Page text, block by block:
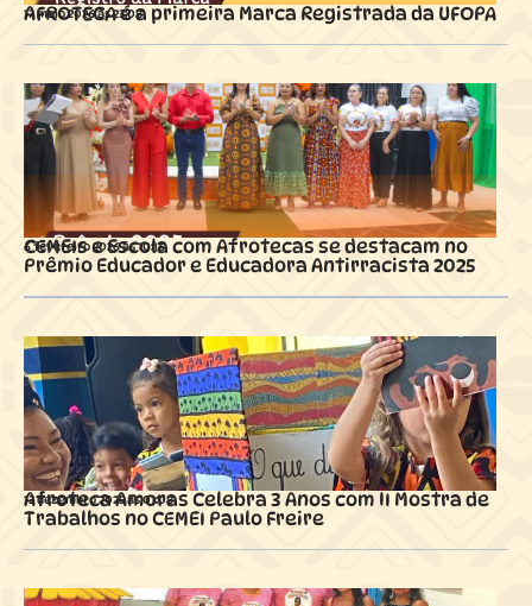
17 maio 2026 ás23:08
AFROTECA é a primeira Marca Registrada da UFOPA
6 fevereiro 2026 ás10:16
CEMEIs e Escola com Afrotecas se destacam no
Prêmio Educador e Educadora Antirracista 2025
13 dezembro 2025 ás01:08
Afroteca Amoras Celebra 3 Anos com II Mostra de
Trabalhos no CEMEI Paulo Freire